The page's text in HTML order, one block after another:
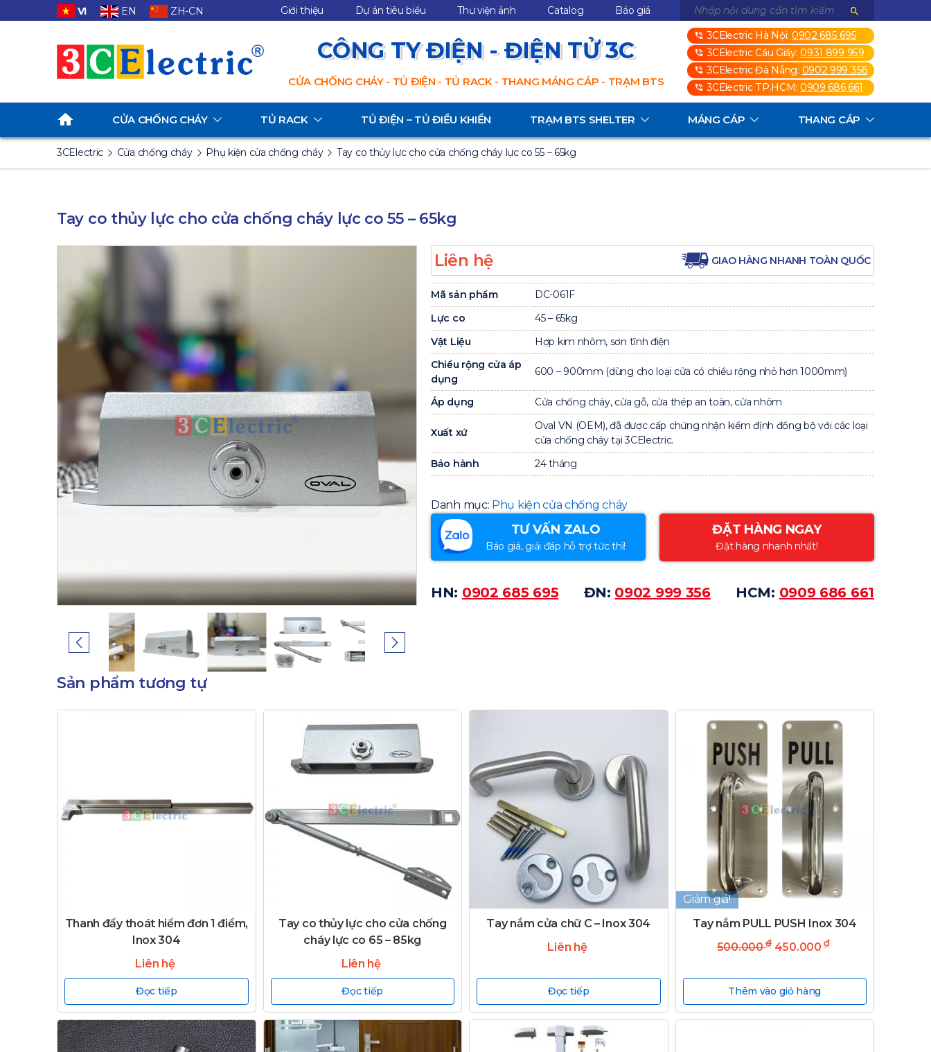
VI EN ZH-CN Giới thiệu Dự án tiêu biểu Thư viện ảnh Catalog Báo giá
CÔNG TY ĐIỆN - ĐIỆN TỬ 3C
CỬA CHỐNG CHÁY - TỦ ĐIỆN - TỦ RACK - THANG MÁNG CÁP - TRẠM BTS
3CElectric Hà Nội: 0902 685 695
3CElectric Cầu Giấy:0931 899 959
3CElectric Đà Nẵng: 0902 999 356
3CElectric TP.HCM: 0909 686 661
CỬA CHỐNG CHÁY TỦ RACK TỦ ĐIỆN – TỦ ĐIỀU KHIỂN TRẠM BTS SHELTER MÁNG CÁP THANG CÁP
3CElectric Cửa chống cháy Phụ kiện cửa chống cháy Tay co thủy lực cho cửa chống cháy lực co 55 – 65kg
Tay co thủy lực cho cửa chống cháy lực co 55 – 65kg
Liên hệ GIAO HÀNG NHANH TOÀN QUỐC
Mã sản phẩm
DC-061F
Lực co
45 – 65kg
Vật Liệu
Hợp kim nhôm, sơn tĩnh điện
Chiều rộng cửa áp
dụng
600 – 900mm (dùng cho loại cửa có chiều rộng nhỏ hơn 1000mm)
Áp dụng Cửa chống cháy, cửa gỗ, cửa thép an toàn, cửa nhôm
Xuất xứ
Oval VN (OEM), đã được cấp chứng nhận kiểm định đồng bộ với các loại
cửa chống cháy tại 3CElectric.
Bảo hành
24 tháng
Danh mục: Phụ kiện cửa chống cháy
TƯ VẤN ZALO
Báo giá, giải đáp hỗ trợ tức thì!
ĐẶT HÀNG NGAY
Đặt hàng nhanh nhất!
HN: 0902 685 695 ĐN: 0902 999 356 HCM: 0909 686 661
Sản phẩm tương tự
Thanh đẩy thoát hiểm đơn 1 điểm,
Inox 304
Liên hệ
Đọc tiếp
Tay co thủy lực cho cửa chống
cháy lực co 65 – 85kg
Liên hệ
Đọc tiếp
Tay nắm cửa chữ C – Inox 304
Liên hệ
Đọc tiếp
Giảm giá!
Tay nắm PULL PUSH Inox 304
500.000₫ 450.000₫
Thêm vào giỏ hàng